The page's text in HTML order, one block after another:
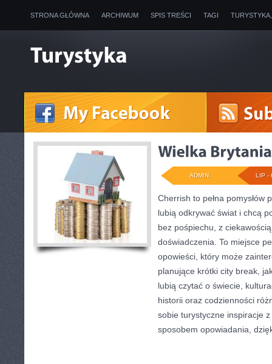
STRONA GŁÓWNA ARCHIWUM SPIS TREŚCI TAGI
LIP -
ADMIN
Cherrish to pełna pomysłów
lubią odkrywać świat i chcą
bez pośpiechu, z
doświadczenia. To miejsce
opowieści, który może
planujące krótki city break,
lubią czytać o świecie,
historii oraz codzienności
sobie turystyczne inspiracje
sposobem opowiadania,